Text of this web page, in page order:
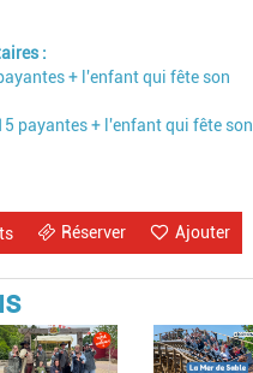
+ l'enfant qui fête son
payantes + l'enfant qui fête son
Ajouter
Réserver